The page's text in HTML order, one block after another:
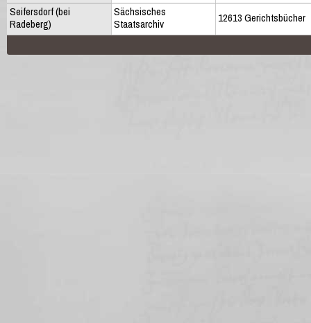
Seifersdorf (bei
Radeberg)
Sächsisches
Staatsarchiv
12613 Gerichtsbücher